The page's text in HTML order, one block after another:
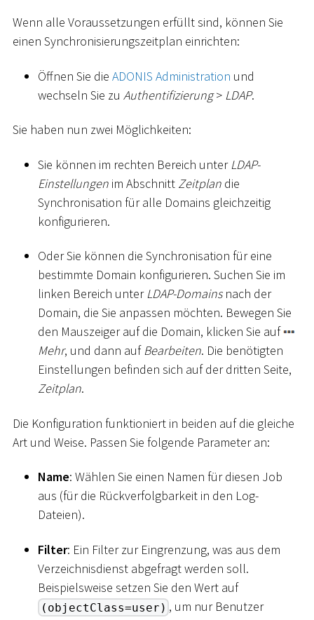
Wenn alle Voraussetzungen erfüllt sind, können Sie
einen Synchronisierungszeitplan einrichten:
Öffnen Sie die ADONIS Administration und
wechseln Sie zu Authentifizierung > LDAP.
Sie haben nun zwei Möglichkeiten:
Sie können im rechten Bereich unter LDAP-
Einstellungen im Abschnitt Zeitplan die
Synchronisation für alle Domains gleichzeitig
konfigurieren.
Oder Sie können die Synchronisation für eine
bestimmte Domain konfigurieren. Suchen Sie im
linken Bereich unterLDAP-Domainsnach der
Domain, die Sie anpassen möchten. Bewegen Sie
den Mauszeiger auf die Domain, klicken Sie auf
Mehr, und dann aufBearbeiten. Die benötigten
Einstellungen befinden sich auf der dritten Seite,
Zeitplan.
Die Konfiguration funktioniert in beiden auf die gleiche
Art und Weise. Passen Sie folgende Parameter an:
Name: Wählen Sie einen Namen für diesen Job
aus (für die Rückverfolgbarkeit in den Log-
Dateien).
Filter: Ein Filter zur Eingrenzung, was aus dem
Verzeichnisdienst abgefragt werden soll.
Beispielsweise setzen Sie den Wert auf
(objectClass=user) , um nur Benutzer